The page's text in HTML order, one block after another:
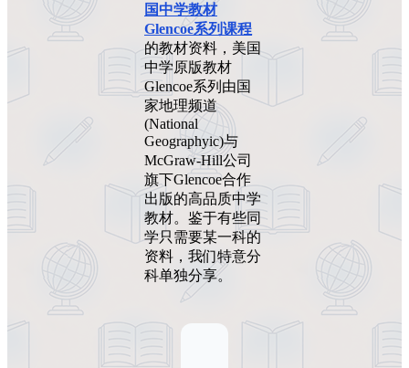
国中学教材
Glencoe系列课程
的教材资料，美国
中学原版教材
Glencoe系列由国
家地理频道
(National
Geographyic)与
McGraw-Hill公司
旗下Glencoe合作
出版的高品质中学
教材。鉴于有些同
学只需要某一科的
资料，我们特意分
科单独分享。